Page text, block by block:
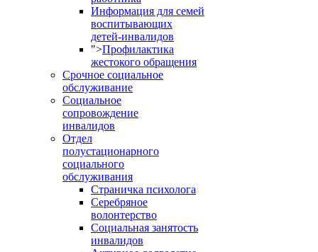
Информация для семей
воспитывающих
детей-инвалидов
">Профилактика
жестокого обращения
Срочное социальное
обслуживание
Социальное
сопровождение
инвалидов
Отдел
полустационарного
социального
обслуживания
Страничка психолога
Серебряное
волонтерство
Социальная занятость
инвалидов